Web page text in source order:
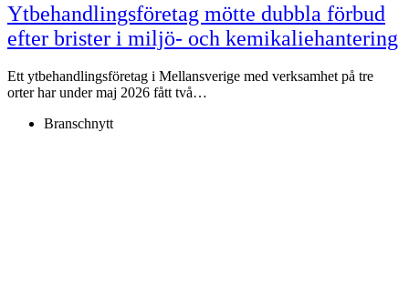
Ytbehandlingsföretag mötte dubbla förbud
efter brister i miljö- och kemikaliehantering
Ett ytbehandlingsföretag i Mellansverige med verksamhet på tre
orter har under maj 2026 fått två…
Branschnytt